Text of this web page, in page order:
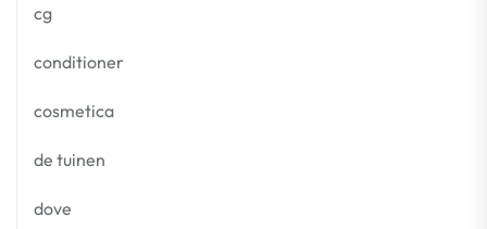
cg
conditioner
cosmetica
de tuinen
dove